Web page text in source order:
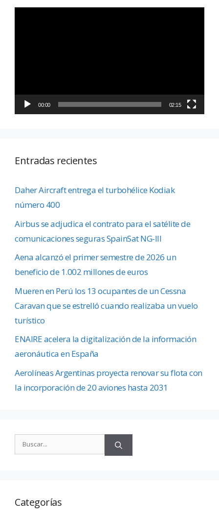
00:00 02:15
Entradas recientes
Daher Aircraft entrega el turbohélice Kodiak
número 400
Airbus se adjudica el contrato para el satélite de
comunicaciones seguras SpainSat NG-III
Aena alcanzó el primer semestre de 2026 un
beneficio de 1.002 millones de euros
Mueren en Perú los 13 ocupantes de un Cessna
Caravan que se estrelló cuando realizaba un vuelo
turístico
ENAIRE acelera la digitalización de la información
aeronáutica en España
Aerolíneas Argentinas proyecta renovar su flota con
la incorporación de 20 aviones hasta 2031
Categorías